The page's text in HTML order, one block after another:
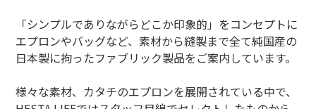
「シンプルでありながらどこか印象的」をコンセプトに
エプロンやバッグなど、素材から縫製まで全て純国産の
日本製に拘ったファブリック製品をご案内しています。
様々な素材、カタチのエプロンを展開されている中で、